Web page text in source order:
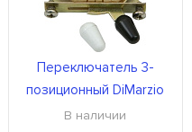
Переключатель 3-
позиционный DiMarzio
EP1105
В наличии